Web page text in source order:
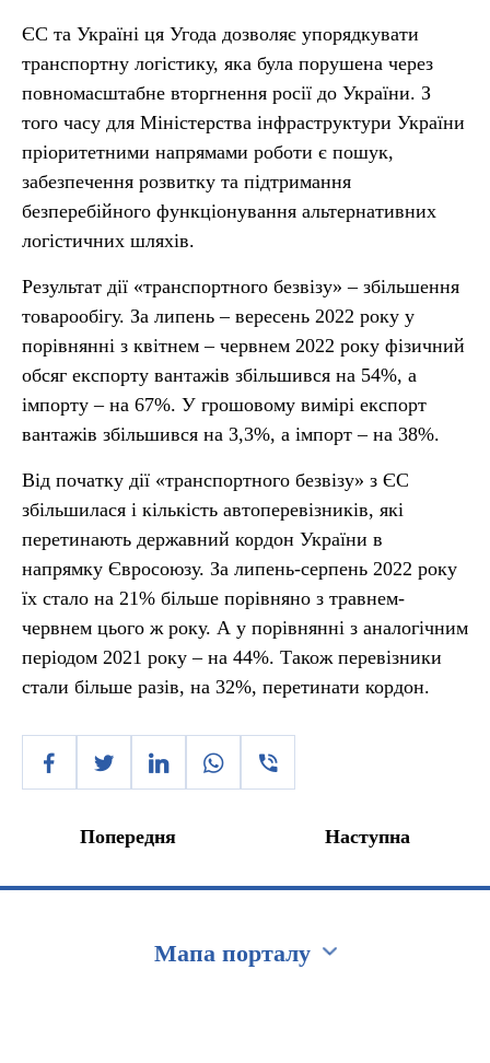
ЄС та Україні ця Угода дозволяє упорядкувати
транспортну логістику, яка була порушена через
повномасштабне вторгнення росії до України. З
того часу для Міністерства інфраструктури України
пріоритетними напрямами роботи є пошук,
забезпечення розвитку та підтримання
безперебійного функціонування альтернативних
логістичних шляхів.
Результат дії «транспортного безвізу» – збільшення
товарообігу. За липень – вересень 2022 року у
порівнянні з квітнем – червнем 2022 року фізичний
обсяг експорту вантажів збільшився на 54%, а
імпорту – на 67%. У грошовому вимірі експорт
вантажів збільшився на 3,3%, а імпорт – на 38%.
Від початку дії «транспортного безвізу» з ЄС
збільшилася і кількість автоперевізників, які
перетинають державний кордон України в
напрямку Євросоюзу. За липень-серпень 2022 року
їх стало на 21% більше порівняно з травнем-
червнем цього ж року. А у порівнянні з аналогічним
періодом 2021 року – на 44%. Також перевізники
стали більше разів, на 32%, перетинати кордон.
Попередня Наступна
Мапа порталу